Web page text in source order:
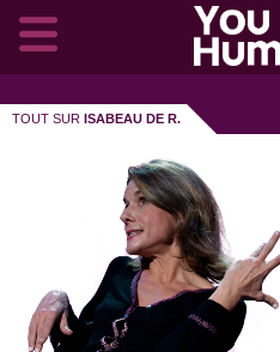
TOUT SUR ISABEAU DE R.